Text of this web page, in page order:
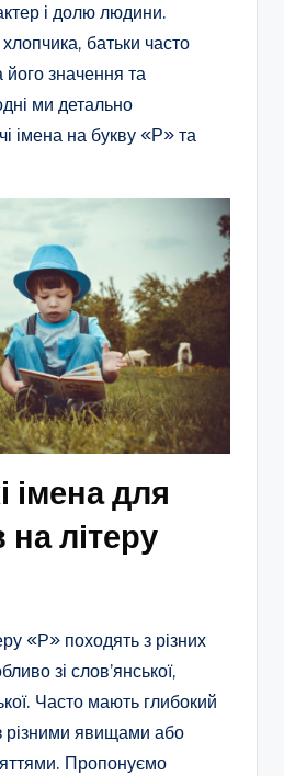
і долю людини.
батьки часто
його значення та
ми детально
імена на букву «Р» та
імена для
на літеру
«Р» походять з різних
зі слов’янської,
Часто мають глибокий
різними явищами або
Пропонуємо